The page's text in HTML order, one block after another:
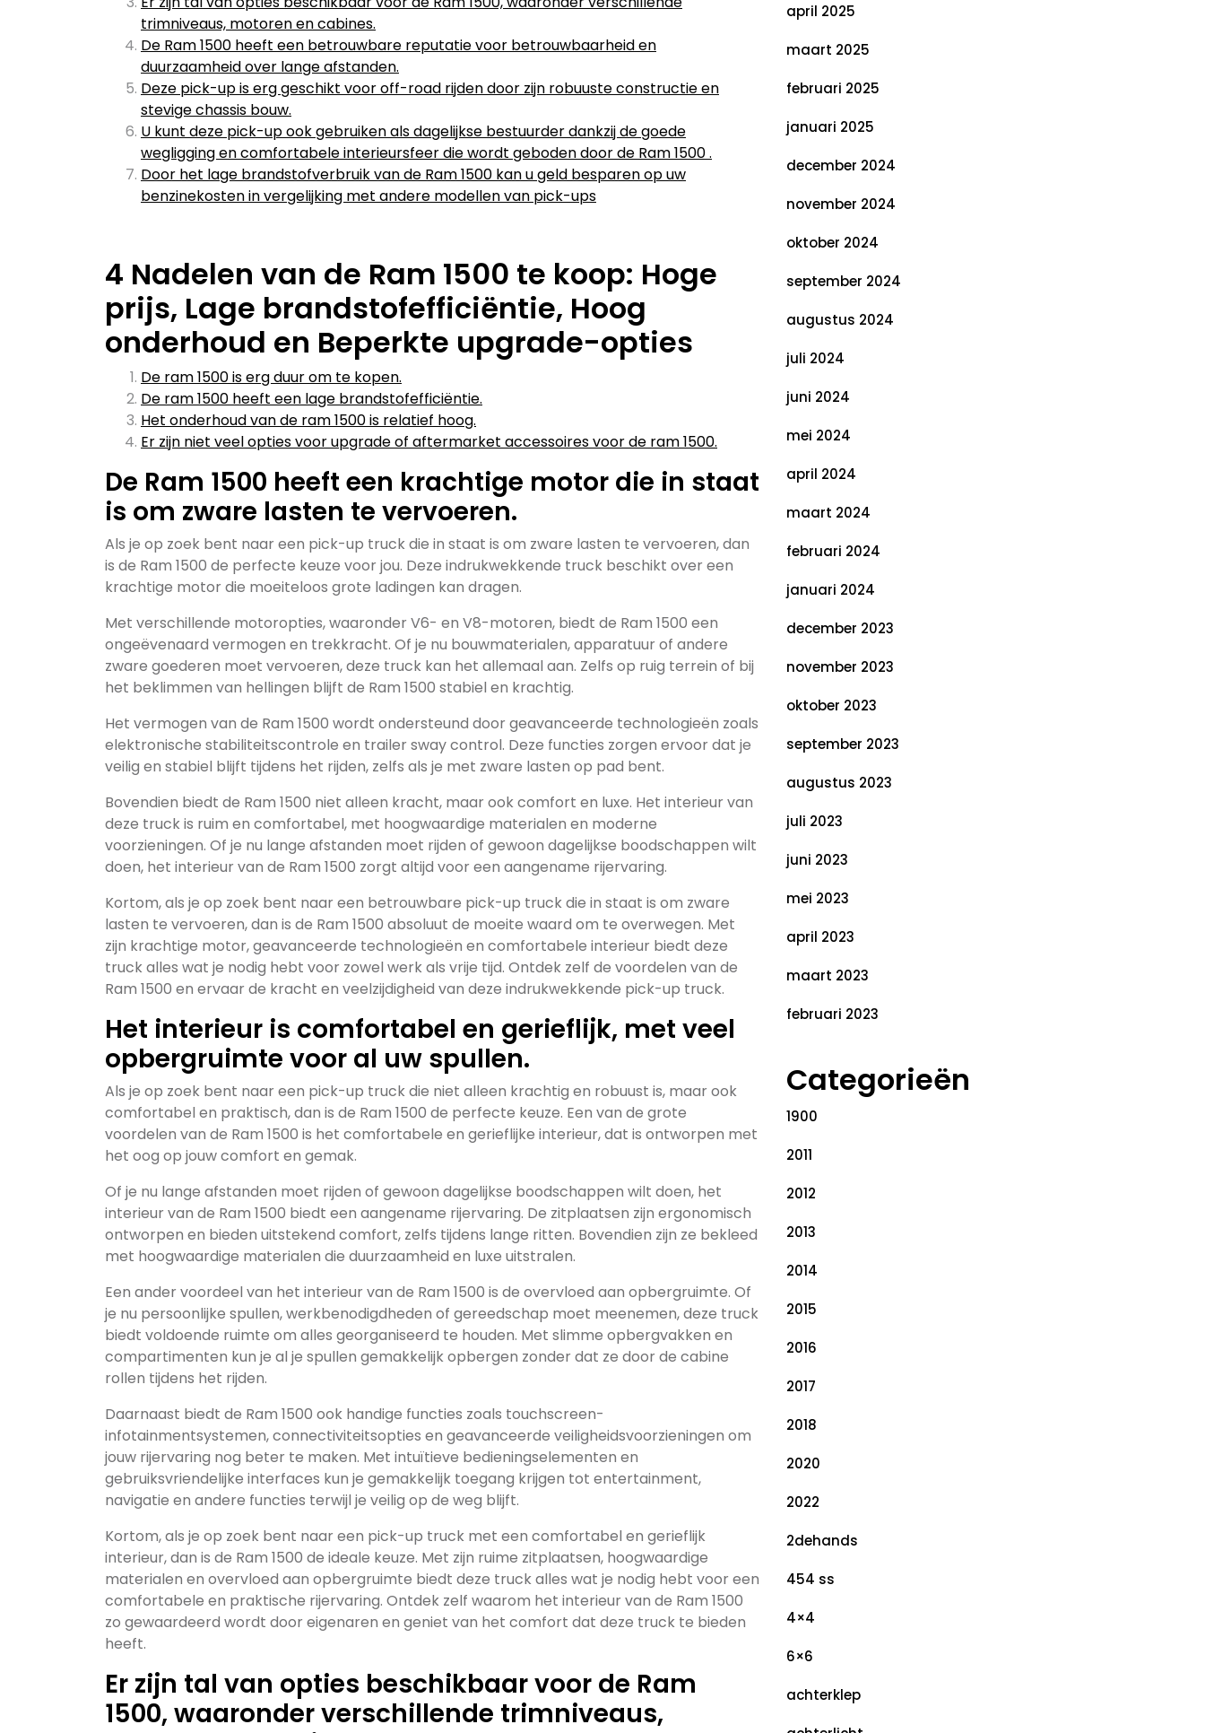
trimniveaus, motoren en cabines.
De Ram 1500 heeft een betrouwbare reputatie voor betrouwbaarheid en
duurzaamheid over lange afstanden.
Deze pick-up is erg geschikt voor off-road rijden door zijn robuuste constructie en
stevige chassis bouw.
U kunt deze pick-up ook gebruiken als dagelijkse bestuurder dankzij de goede
wegligging en comfortabele interieursfeer die wordt geboden door de Ram 1500 .
Door het lage brandstofverbruik van de Ram 1500 kan u geld besparen op uw
benzinekosten in vergelijking met andere modellen van pick-ups
4 Nadelen van de Ram 1500 te koop: Hoge
prijs, Lage brandstofefficiëntie, Hoog
onderhoud en Beperkte upgrade-opties
De ram 1500 is erg duur om te kopen.
De ram 1500 heeft een lage brandstofefficiëntie.
Het onderhoud van de ram 1500 is relatief hoog.
Er zijn niet veel opties voor upgrade of aftermarket accessoires voor de ram 1500.
De Ram 1500 heeft een krachtige motor die in staat
is om zware lasten te vervoeren.
Als je op zoek bent naar een pick-up truck die in staat is om zware lasten te vervoeren, dan
is de Ram 1500 de perfecte keuze voor jou. Deze indrukwekkende truck beschikt over een
krachtige motor die moeiteloos grote ladingen kan dragen.
Met verschillende motoropties, waaronder V6- en V8-motoren, biedt de Ram 1500 een
ongeëvenaard vermogen en trekkracht. Of je nu bouwmaterialen, apparatuur of andere
zware goederen moet vervoeren, deze truck kan het allemaal aan. Zelfs op ruig terrein of bij
het beklimmen van hellingen blijft de Ram 1500 stabiel en krachtig.
Het vermogen van de Ram 1500 wordt ondersteund door geavanceerde technologieën zoals
elektronische stabiliteitscontrole en trailer sway control. Deze functies zorgen ervoor dat je
veilig en stabiel blijft tijdens het rijden, zelfs als je met zware lasten op pad bent.
Bovendien biedt de Ram 1500 niet alleen kracht, maar ook comfort en luxe. Het interieur van
deze truck is ruim en comfortabel, met hoogwaardige materialen en moderne
voorzieningen. Of je nu lange afstanden moet rijden of gewoon dagelijkse boodschappen wilt
doen, het interieur van de Ram 1500 zorgt altijd voor een aangename rijervaring.
Kortom, als je op zoek bent naar een betrouwbare pick-up truck die in staat is om zware
lasten te vervoeren, dan is de Ram 1500 absoluut de moeite waard om te overwegen. Met
zijn krachtige motor, geavanceerde technologieën en comfortabele interieur biedt deze
truck alles wat je nodig hebt voor zowel werk als vrije tijd. Ontdek zelf de voordelen van de
Ram 1500 en ervaar de kracht en veelzijdigheid van deze indrukwekkende pick-up truck.
Het interieur is comfortabel en gerieflijk, met veel
opbergruimte voor al uw spullen.
Als je op zoek bent naar een pick-up truck die niet alleen krachtig en robuust is, maar ook
comfortabel en praktisch, dan is de Ram 1500 de perfecte keuze. Een van de grote
voordelen van de Ram 1500 is het comfortabele en gerieflijke interieur, dat is ontworpen met
het oog op jouw comfort en gemak.
Of je nu lange afstanden moet rijden of gewoon dagelijkse boodschappen wilt doen, het
interieur van de Ram 1500 biedt een aangename rijervaring. De zitplaatsen zijn ergonomisch
ontworpen en bieden uitstekend comfort, zelfs tijdens lange ritten. Bovendien zijn ze bekleed
met hoogwaardige materialen die duurzaamheid en luxe uitstralen.
Een ander voordeel van het interieur van de Ram 1500 is de overvloed aan opbergruimte. Of
je nu persoonlijke spullen, werkbenodigdheden of gereedschap moet meenemen, deze truck
biedt voldoende ruimte om alles georganiseerd te houden. Met slimme opbergvakken en
compartimenten kun je al je spullen gemakkelijk opbergen zonder dat ze door de cabine
rollen tijdens het rijden.
Daarnaast biedt de Ram 1500 ook handige functies zoals touchscreen-
infotainmentsystemen, connectiviteitsopties en geavanceerde veiligheidsvoorzieningen om
jouw rijervaring nog beter te maken. Met intuïtieve bedieningselementen en
gebruiksvriendelijke interfaces kun je gemakkelijk toegang krijgen tot entertainment,
navigatie en andere functies terwijl je veilig op de weg blijft.
Kortom, als je op zoek bent naar een pick-up truck met een comfortabel en gerieflijk
interieur, dan is de Ram 1500 de ideale keuze. Met zijn ruime zitplaatsen, hoogwaardige
materialen en overvloed aan opbergruimte biedt deze truck alles wat je nodig hebt voor een
comfortabele en praktische rijervaring. Ontdek zelf waarom het interieur van de Ram 1500
zo gewaardeerd wordt door eigenaren en geniet van het comfort dat deze truck te bieden
heeft.
Er zijn tal van opties beschikbaar voor de Ram
1500, waaronder verschillende trimniveaus,
april 2025
maart 2025
februari 2025
januari 2025
december 2024
november 2024
oktober 2024
september 2024
augustus 2024
juli 2024
juni 2024
mei 2024
april 2024
maart 2024
februari 2024
januari 2024
december 2023
november 2023
oktober 2023
september 2023
augustus 2023
juli 2023
juni 2023
mei 2023
april 2023
maart 2023
februari 2023
Categorieën
1900
2011
2012
2013
2014
2015
2016
2017
2018
2020
2022
2dehands
454 ss
4×4
6×6
achterklep